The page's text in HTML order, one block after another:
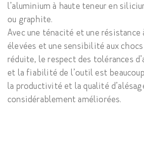
l’aluminium à haute teneur en
ou graphite.
Avec une ténacité et une résistance
élevées et une sensibilité aux
réduite, le respect des tolérances
et la fiabilité de l’outil est
la productivité et la qualité
considérablement améliorées.